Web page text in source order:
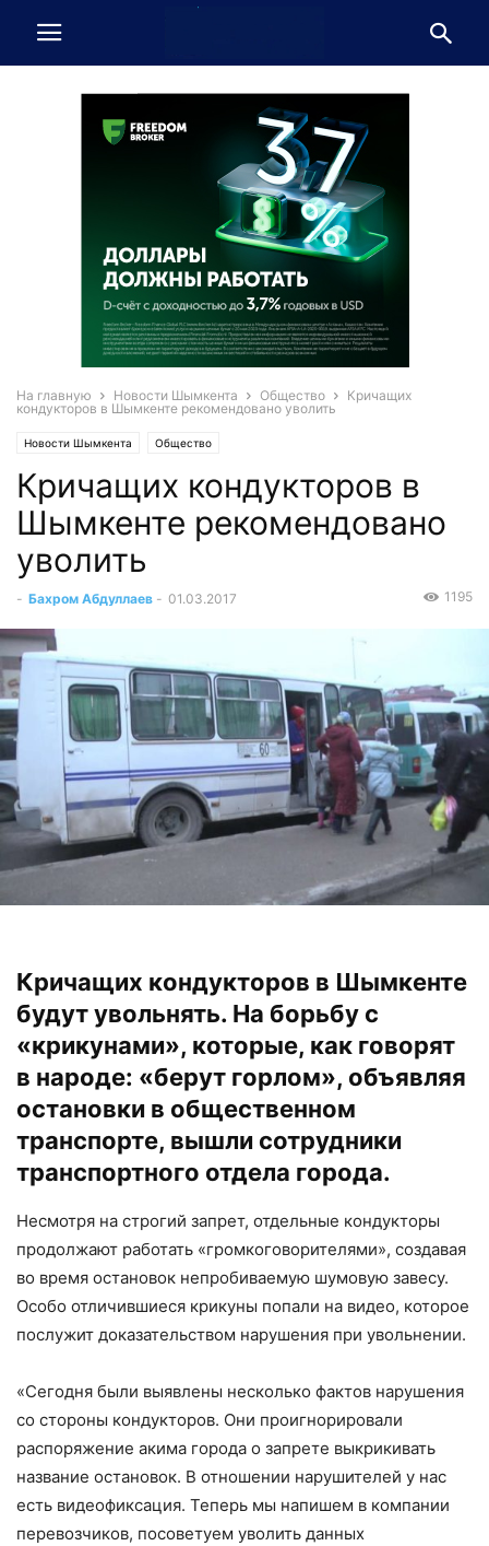
На главную Новости Шымкента Общество
Кричащих
кондукторов в Шымкенте рекомендовано уволить
Новости Шымкента Общество
Кричащих кондукторов в
Шымкенте рекомендовано
уволить
- Бахром Абдуллаев - 01.03.2017 1195
Кричащих кондукторов в Шымкенте
будут увольнять. На борьбу с
«крикунами», которые, как говорят
в народе: «берут горлом», объявляя
остановки в общественном
транспорте, вышли сотрудники
транспортного отдела города.
Несмотря на строгий запрет, отдельные кондукторы
продолжают работать «громкоговорителями», создавая
во время остановок непробиваемую шумовую завесу.
Особо отличившиеся крикуны попали на видео, которое
послужит доказательством нарушения при увольнении.
«Сегодня были выявлены несколько фактов нарушения
со стороны кондукторов. Они проигнорировали
распоряжение акима города о запрете выкрикивать
название остановок. В отношении нарушителей у нас
есть видеофиксация. Теперь мы напишем в компании
перевозчиков, посоветуем уволить данных